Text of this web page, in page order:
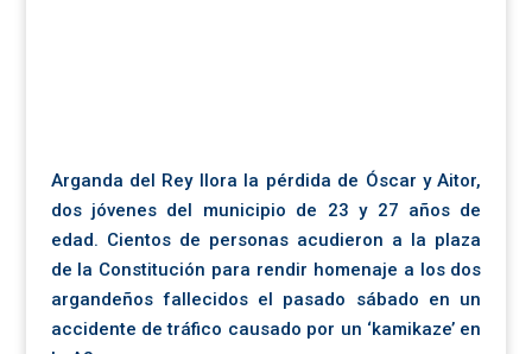
Arganda del Rey llora la pérdida de Óscar y Aitor,
dos jóvenes del municipio de 23 y 27 años de
edad. Cientos de personas acudieron a la plaza
de la Constitución para rendir homenaje a los dos
argandeños fallecidos el pasado sábado en un
accidente de tráfico causado por un ‘kamikaze’ en